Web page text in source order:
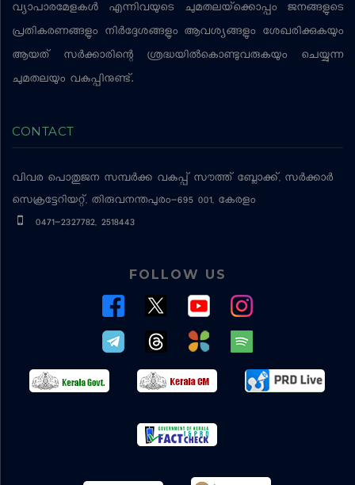
വ്യാപാരമേളകള്‍ എന്നിവയുടെ ചുമതലയ്‌ക്കൊപ്പം ജനങ്ങളുടെ
പ്രതികരണങ്ങളും നിര്‍ദ്ദേശങ്ങളും ആവശ്യങ്ങളും ശേഖരിക്കുകയും
ആയത് സര്‍ക്കാരിന്റെ ശ്രദ്ധയില്‍കൊണ്ടുവരുകയും ചെയ്യുന്ന
ചുമതലയും വകുപ്പിനുണ്ട്.
CONTACT
വിവര പൊതുജന സമ്പര്‍ക്ക വകുപ്പ് സൗത്ത് ബ്ലോക്ക്, സര്‍ക്കാര്‍
സെക്രട്ടേറിയറ്റ്, തിരുവനന്തപുരം-695 001, കേരളം
0471-2327782, 2518443
FOLLOW US